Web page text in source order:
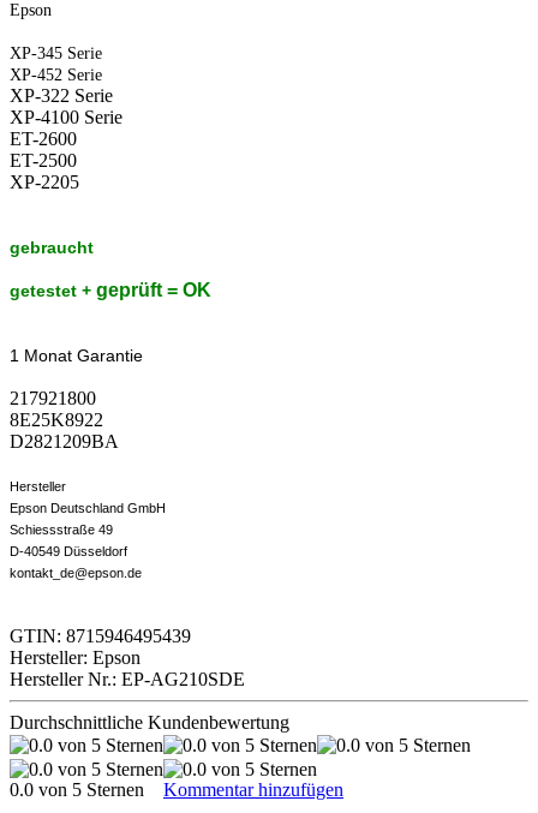
Epson
XP-345 Serie
XP-452 Serie
XP-322 Serie
XP-4100 Serie
ET-2600
ET-2500
XP-2205
gebraucht
getestet + geprüft = OK
1 Monat Garantie
217921800
8E25K8922
D2821209BA
Hersteller
Epson Deutschland GmbH
Schiessstraße 49
D-40549 Düsseldorf
kontakt_de@epson.de
GTIN: 8715946495439
Hersteller: Epson
Hersteller Nr.: EP-AG210SDE
Durchschnittliche Kundenbewertung
0.0 von 5 Sternen Kommentar hinzufügen